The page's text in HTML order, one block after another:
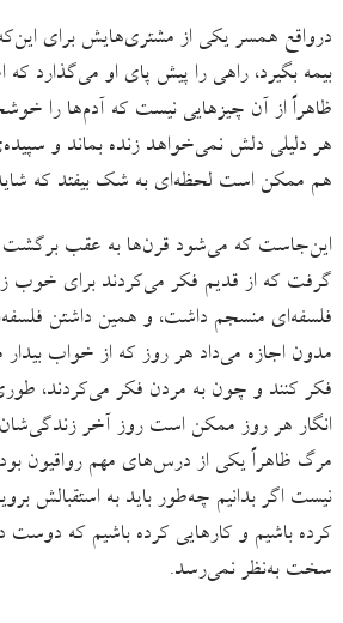
درواقع همسر یکی از مشتری‌هایش برای
بیمه بگیرد، راهی را پیش پای او می‌گذارد
ظاهراً از آن چیزهایی نیست که آدم‌ها را
هر دلیلی دلش نمی‌خواهد زنده بماند و
هم ممکن است لحظه‌ای به شک بیفتد که
این‌جاست که می‌شود قرن‌ها به عقب برگشت
گرفت که از قدیم فکر می‌کردند برای خوب
فلسفه‌ای منسجم داشت، و همین داشتن
مدون اجازه می‌داد هر روز که از خواب
فکر کنند و چون به مردن فکر می‌کردند،
انگار هر روز ممکن است روز آخر زندگی‌شان
مرگ ظاهراً‌ یکی از درس‌های مهم رواقیون
نیست اگر بدانیم چه‌طور باید به استقبالش
کرده باشیم و کارهایی کرده باشیم که دوست
سخت به‌نظر نمی‌رسد.